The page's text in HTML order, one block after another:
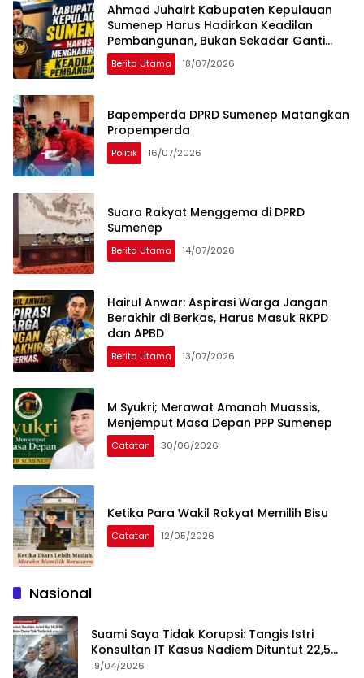
Ahmad Juhairi: Kabupaten Kepulauan
Sumenep Harus Hadirkan Keadilan
Pembangunan, Bukan Sekadar Ganti
Nama
Berita Utama 18/07/2026
Bapemperda DPRD Sumenep Matangkan
Propemperda
Politik 16/07/2026
Suara Rakyat Menggema di DPRD
Sumenep
Berita Utama 14/07/2026
Hairul Anwar: Aspirasi Warga Jangan
Berakhir di Berkas, Harus Masuk RKPD
dan APBD
Berita Utama 13/07/2026
M Syukri; Merawat Amanah Muassis,
Menjemput Masa Depan PPP Sumenep
Catatan 30/06/2026
Ketika Para Wakil Rakyat Memilih Bisu
Catatan 12/05/2026
Nasional
Suami Saya Tidak Korupsi: Tangis Istri
Konsultan IT Kasus Nadiem Dituntut 22,5
Tahun
19/04/2026